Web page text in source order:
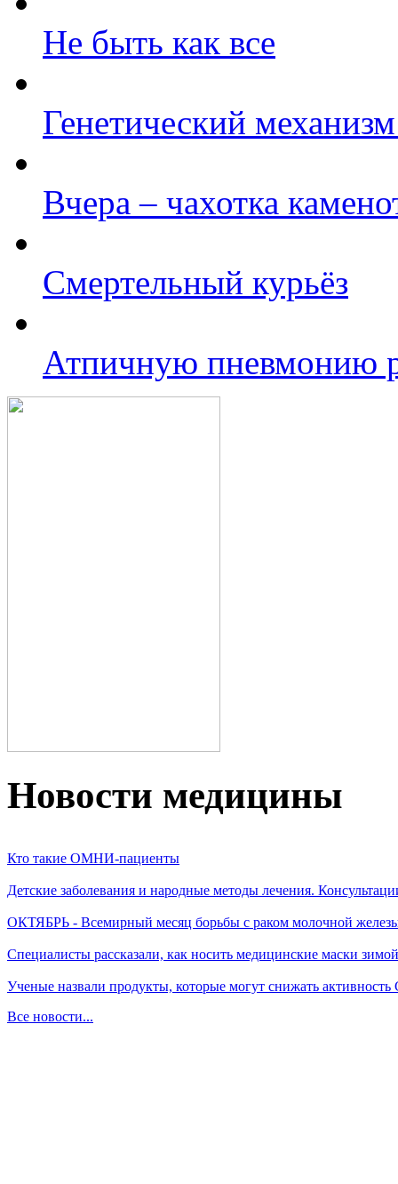
Не быть как все
Генетический
Вчера – чахотка
Смертельный курьёз
Атпичную пневмонию
Новости медицины
Кто такие ОМНИ-пациенты
Детские заболевания и народные методы лечения.
ОКТЯБРЬ - Всемирный месяц борьбы с раком молочной
Специалисты рассказали, как носить медицинские маски зимой
Ученые назвали продукты, которые могут снижать
Все новости...